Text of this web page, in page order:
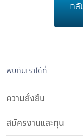
กลั
พบกับเราได้ที่
ความยั่งยืน
สมัครงานและทุน